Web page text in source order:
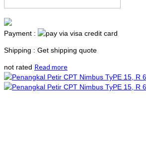
Payment :
Shipping : Get shipping quote
not rated Read more